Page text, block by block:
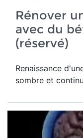
Rénover
avec du
(réservé)
Renaissance
sombre et